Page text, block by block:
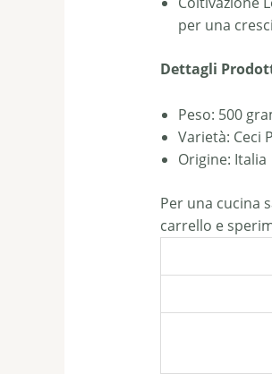
per una
Dettagli
Peso: 500
Varietà: Ceci
Origine: Italia
Per una cucina
carrello e